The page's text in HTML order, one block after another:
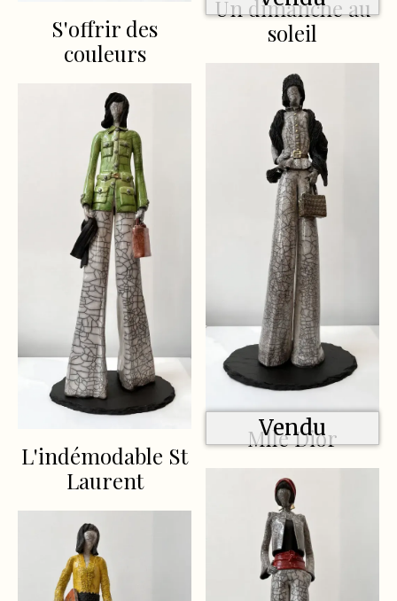
Un dimanche au
soleil
S'offrir des
couleurs
Vendu
Mlle Dior
L'indémodable St
Laurent